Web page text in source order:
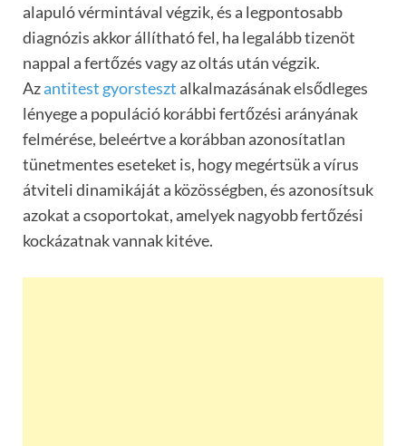
alapuló vérmintával végzik, és a legpontosabb
diagnózis akkor állítható fel, ha legalább tizenöt
nappal a fertőzés vagy az oltás után végzik.
Azantitest gyorsteszt alkalmazásának elsődleges
lényege a populáció korábbi fertőzési arányának
felmérése, beleértve a korábban azonosítatlan
tünetmentes eseteket is, hogy megértsük a vírus
átviteli dinamikáját a közösségben, és azonosítsuk
azokat a csoportokat, amelyek nagyobb fertőzési
kockázatnak vannak kitéve.